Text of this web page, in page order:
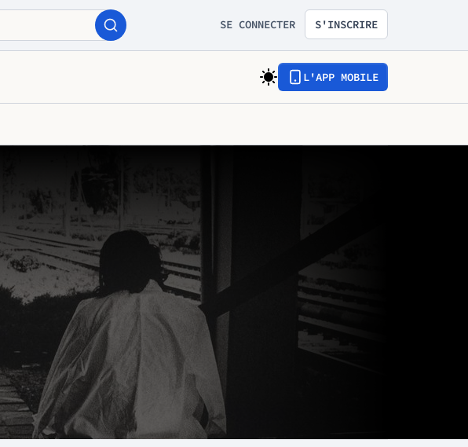
SE CONNECTER S'INSCRIRE
L'APP MOBILE